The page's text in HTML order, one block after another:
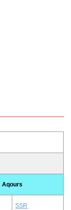
Aqours
SSR